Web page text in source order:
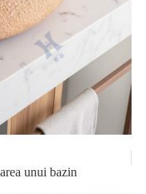
unui bazin